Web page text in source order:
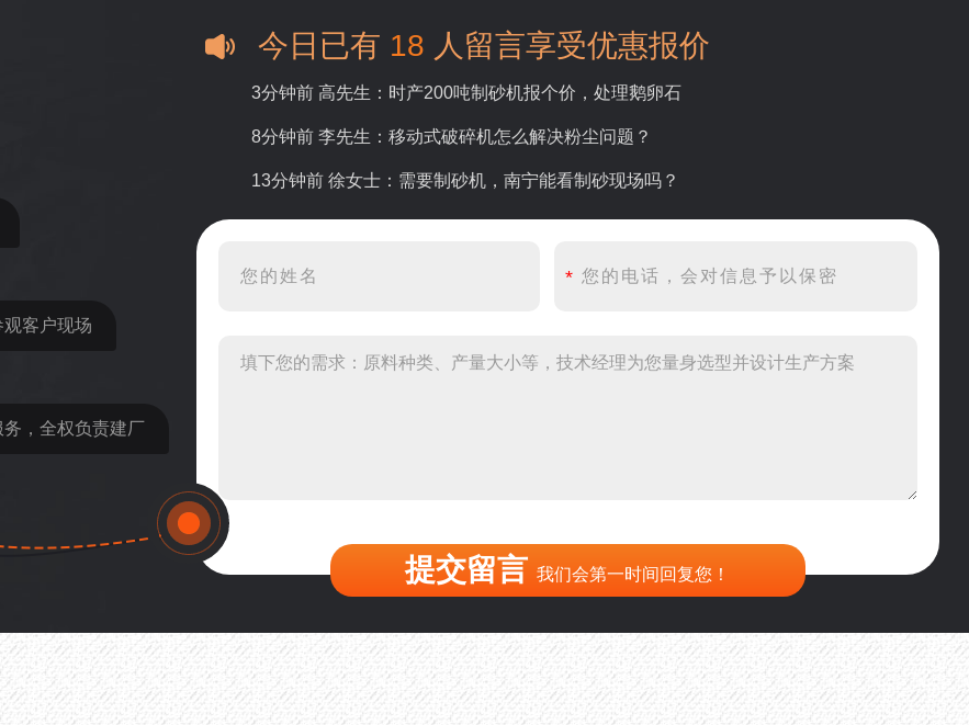
客户现场
，全权负责建厂
今日已有 18 人留言享受优惠报价
3分钟前 高先生：时产200吨制砂机报个价，处理鹅卵石
8分钟前 李先生：移动式破碎机怎么解决粉尘问题？
13分钟前 徐女士：需要制砂机，南宁能看制砂现场吗？
16分钟前 程先生：破碎生产线出个方案及报价，有什么售后服务？
22分钟前 郑女士：想了解时产500吨锤破，加工石灰石
36分钟前 罗先生：每小时100吨左右的鄂破和反击破，推荐下型号
提交留言 我们会第一时间回复您！